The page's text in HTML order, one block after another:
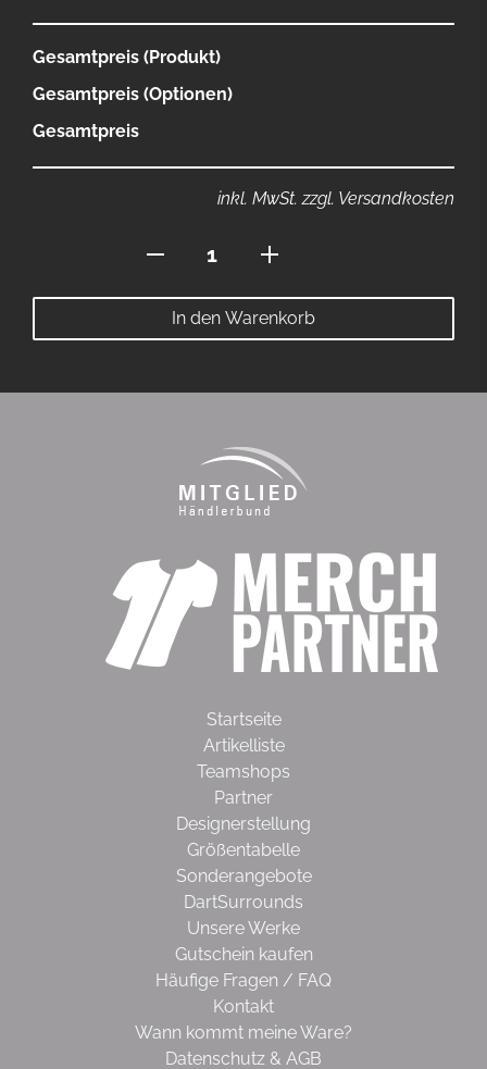
Gesamtpreis (Produkt)
Gesamtpreis (Optionen)
Gesamtpreis
inkl. MwSt. zzgl. Versandkosten
Stehkragen
Menge
In den Warenkorb
Startseite
Artikelliste
Teamshops
Partner
Designerstellung
Größentabelle
Sonderangebote
DartSurrounds
Unsere Werke
Gutschein kaufen
Häufige Fragen / FAQ
Kontakt
Wann kommt meine Ware?
Datenschutz & AGB